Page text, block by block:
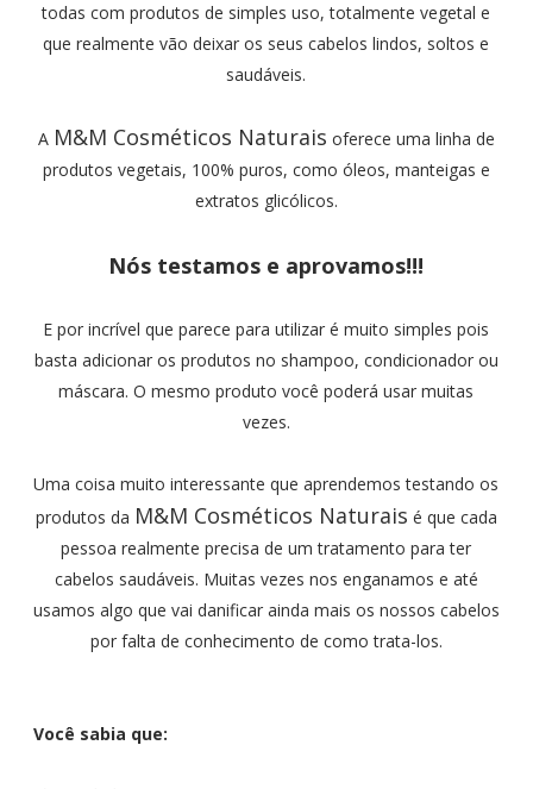
todas com produtos de simples uso, totalmente vegetal e
que realmente vão deixar os seus cabelos lindos, soltos e
saudáveis.
A M&M Cosméticos Naturais oferece uma linha de
produtos vegetais, 100% puros, como óleos, manteigas e
extratos glicólicos.
Nós testamos e aprovamos!!!
E por incrível que parece para utilizar é muito simples pois
basta adicionar os produtos no shampoo, condicionador ou
máscara. O mesmo produto você poderá usar muitas
vezes.
Uma coisa muito interessante que aprendemos testando os
produtos da M&M Cosméticos Naturais é que cada
pessoa realmente precisa de um tratamento para ter
cabelos saudáveis. Muitas vezes nos enganamos e até
usamos algo que vai danificar ainda mais os nossos cabelos
por falta de conhecimento de como trata-los.
Você sabia que: